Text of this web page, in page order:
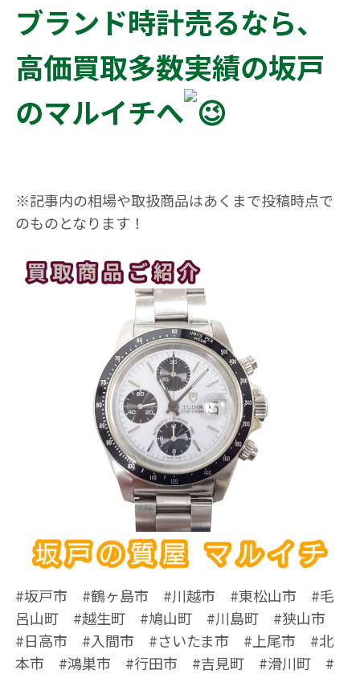
ブランド時計売るなら、
高価買取多数実績の坂戸
のマルイチへ
※記事内の相場や取扱商品はあくまで投稿時点で
のものとなります！
#坂戸市 #鶴ヶ島市 #川越市 #東松山市 #毛
呂山町 #越生町 #鳩山町 #川島町 #狭山市
#日高市 #入間市 #さいたま市 #上尾市 #北
本市 #鴻巣市 #行田市 #吉見町 #滑川町 #